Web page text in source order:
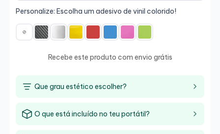
Personalize: Escolha um adesivo de vinil colorido!
Recebe este produto com envio grátis
Que grau estético escolher?
O que está incluído no teu portátil?